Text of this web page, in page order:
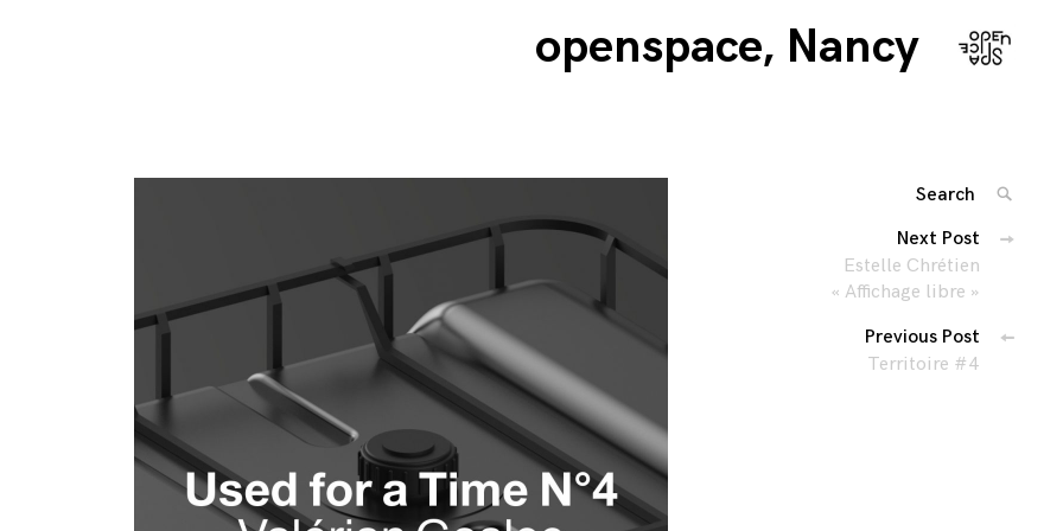
openspace, Nancy
Navigation
articles
Next Post
Estelle Chrétien
« Affichage libre »
Previous Post
Territoire #4